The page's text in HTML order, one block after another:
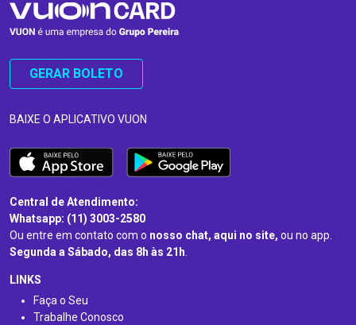
GERAR BOLETO
BAIXE O APLICATIVO VUON
Central de Atendimento:
Whatsapp: (11) 3003-2580
Ou entre em contato com o nosso chat, aqui no site, ou no app.
Segunda a Sábado, das 8h às 21h.
LINKS
Faça o Seu
Trabalhe Conosco